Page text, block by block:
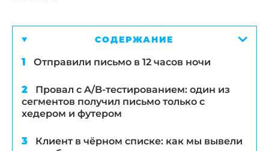
СОДЕРЖАНИЕ
Отправили письмо в 12 часов ночи
Провал с A/B-тестированием: один из
сегментов получил письмо только с
хедером и футером
Клиент в чёрном списке: как мы вывели